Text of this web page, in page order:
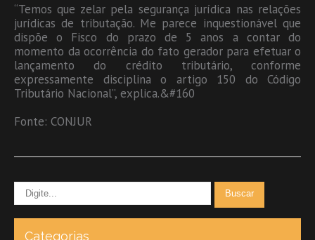
“Temos que zelar pela segurança jurídica nas relações
jurídicas de tributação. Me parece inquestionável que
dispõe o Fisco do prazo de 5 anos a contar do
momento da ocorrência do fato gerador para efetuar o
lançamento do crédito tributário, conforme
expressamente disciplina o artigo 150 do Código
Tributário Nacional”, explica.&#160
Fonte: CONJUR
Categorias